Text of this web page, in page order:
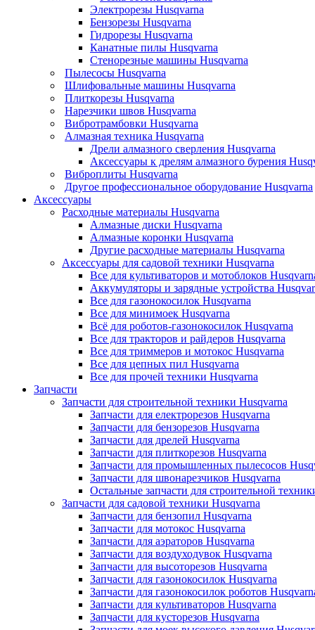
Электрорезы Husqvarna
Бензорезы Husqvarna
Гидрорезы Husqvarna
Канатные пилы Husqvarna
Стенорезные машины Husqvarna
Пылесосы Husqvarna
Шлифовальные машины Husqvarna
Плиткорезы Husqvarna
Нарезчики швов Husqvarna
Вибротрамбовки Husqvarna
Алмазная техника Husqvarna
Дрели алмазного сверления Husqvarna
Аксессуары к дрелям алмазного бурения
Виброплиты Husqvarna
Другое профессиональное оборудование Husqvarna
Аксессуары
Расходные материалы Husqvarna
Алмазные диски Husqvarna
Алмазные коронки Husqvarna
Другие расходные материалы Husqvarna
Аксессуары для садовой техники Husqvarna
Все для культиваторов и мотоблоков
Аккумуляторы и зарядные устройства
Все для газонокосилок Husqvarna
Все для минимоек Husqvarna
Всё для роботов-газонокосилок Husqvarna
Все для тракторов и райдеров Husqvarna
Все для триммеров и мотокос Husqvarna
Все для цепных пил Husqvarna
Все для прочей техники Husqvarna
Запчасти
Запчасти для строительной техники Husqvarna
Запчасти для електрорезов Husqvarna
Запчасти для бензорезов Husqvarna
Запчасти для дрелей Husqvarna
Запчасти для плиткорезов Husqvarna
Запчасти для промышленных пылесосов
Запчасти для швонарезчиков Husqvarna
Остальные запчасти для строительной
Запчасти для садовой техники Husqvarna
Запчасти для бензопил Husqvarna
Запчасти для мотокос Husqvarna
Запчасти для аэраторов Husqvarna
Запчасти для воздуходувок Husqvarna
Запчасти для высоторезов Husqvarna
Запчасти для газонокосилок Husqvarna
Запчасти для газонокосилок роботов
Запчасти для культиваторов Husqvarna
Запчасти для кусторезов Husqvarna